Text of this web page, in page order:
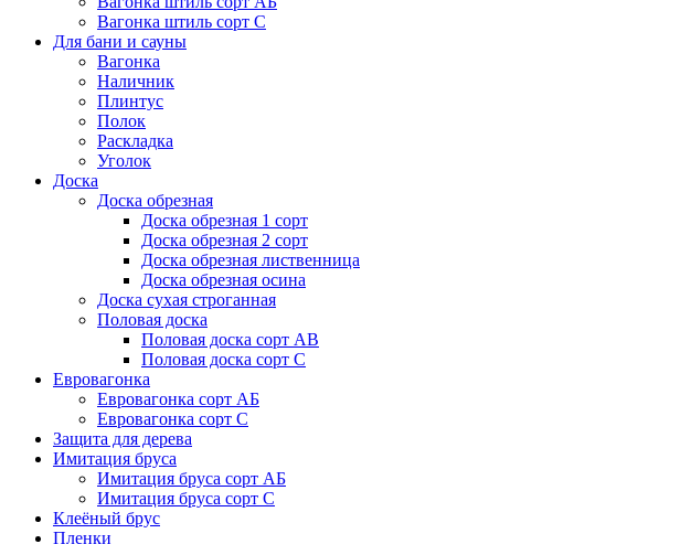
Вагонка штиль сорт С
Для бани и сауны
Вагонка
Наличник
Плинтус
Полок
Раскладка
Уголок
Доска
Доска обрезная
Доска обрезная 1 сорт
Доска обрезная 2 сорт
Доска обрезная лиственница
Доска обрезная осина
Доска сухая строганная
Половая доска
Половая доска сорт АВ
Половая доска сорт С
Евровагонка
Евровагонка сорт АБ
Евровагонка сорт С
Защита для дерева
Имитация бруса
Имитация бруса сорт АБ
Имитация бруса сорт С
Клеёный брус
Пленки